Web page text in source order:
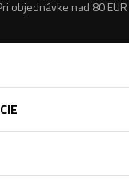
objednávke nad 80 EUR